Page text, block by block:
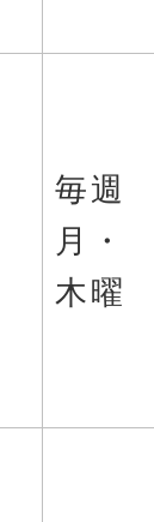
毎週
月・
木曜